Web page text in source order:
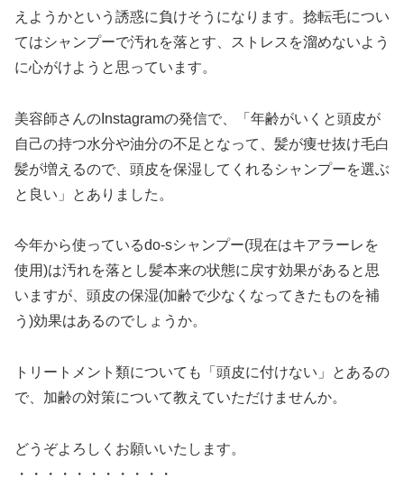
えようかという誘惑に負けそうになります。捻転毛につい
てはシャンプーで汚れを落とす、ストレスを溜めないよう
に心がけようと思っています。
美容師さんのInstagramの発信で、「年齢がいくと頭皮が
自己の持つ水分や油分の不足となって、髪が痩せ抜け毛白
髪が増えるので、頭皮を保湿してくれるシャンプーを選ぶ
と良い」とありました。
今年から使っているdo-sシャンプー(現在はキアラーレを
使用)は汚れを落とし髪本来の状態に戻す効果があると思
いますが、頭皮の保湿(加齢で少なくなってきたものを補
う)効果はあるのでしょうか。
トリートメント類についても「頭皮に付けない」とあるの
で、加齢の対策について教えていただけませんか。
どうぞよろしくお願いいたします。
・・・・・・・・・・・